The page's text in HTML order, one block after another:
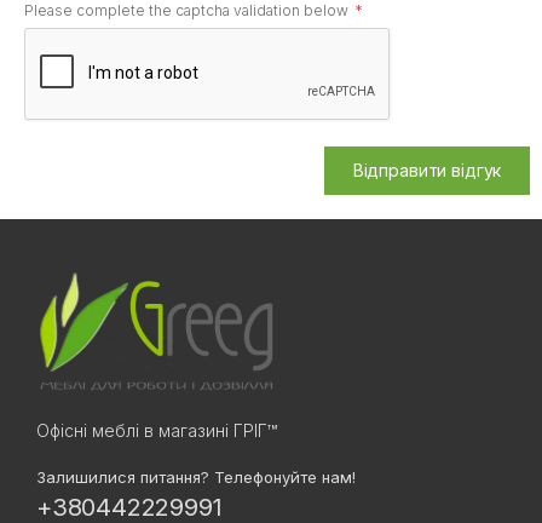
Please complete the captcha validation below
Відправити відгук
Офісні меблі в магазині ГРІГ™
Залишилися питання? Телефонуйте нам!
+380442229991